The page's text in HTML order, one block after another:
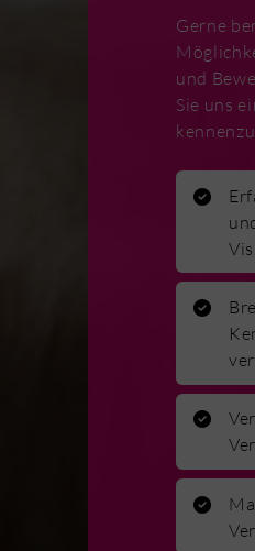
Gerne
und
Sie uns